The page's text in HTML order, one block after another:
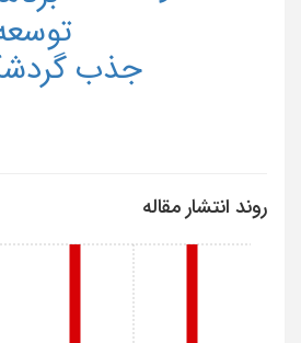
جذب
روند انتشار مقاله